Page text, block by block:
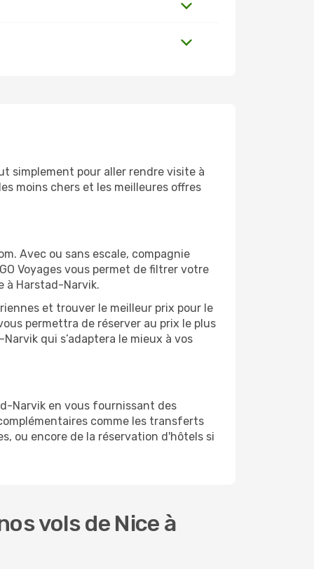
simplement pour aller rendre visite à
moins chers et les meilleures offres
Avec ou sans escale, compagnie
Voyages vous permet de filtrer votre
à Harstad-Narvik.
et trouver le meilleur prix pour le
permettra de réserver au prix le plus
qui s’adaptera le mieux à vos
Narvik en vous fournissant des
comme les transferts
ou encore de la réservation d'hôtels si
vols de Nice à